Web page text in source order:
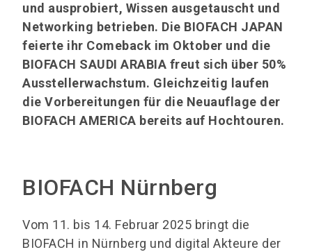
und ausprobiert, Wissen ausgetauscht und
Networking betrieben. Die BIOFACH JAPAN
feierte ihr Comeback im Oktober und die
BIOFACH SAUDI ARABIA freut sich über 50%
Ausstellerwachstum. Gleichzeitig laufen
die Vorbereitungen für die Neuauflage der
BIOFACH AMERICA bereits auf Hochtouren.
BIOFACH Nürnberg
Vom 11. bis 14. Februar 2025 bringt die
BIOFACH in Nürnberg und digital Akteure der